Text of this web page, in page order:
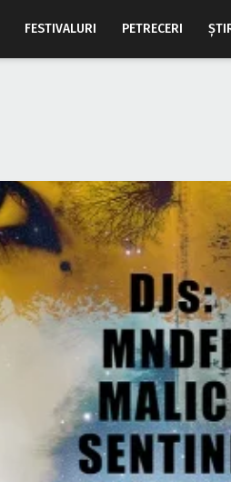
FESTIVALURI PETRECERI